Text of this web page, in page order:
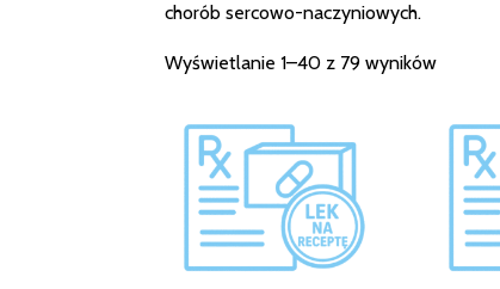
chorób sercowo-naczyniowych.
Wyświetlanie 1–40 z 79 wyników